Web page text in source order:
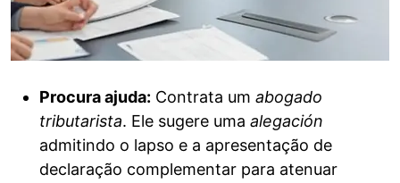
Procura ajuda: Contrata um abogado
tributarista. Ele sugere uma alegación
admitindo o lapso e a apresentação de
declaração complementar para atenuar